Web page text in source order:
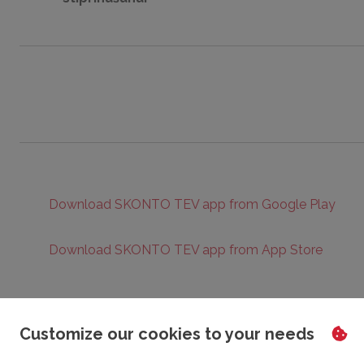
Download SKONTO TEV app from Google Play
Download SKONTO TEV app from App Store
Customize our cookies to your needs